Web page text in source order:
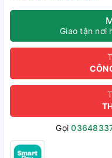
Giao tận nơi
Gọi